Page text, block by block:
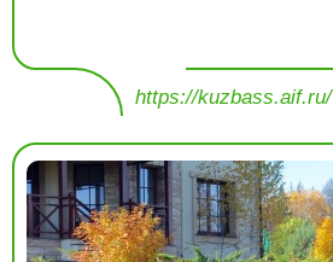
https://kuzbass.aif.ru/